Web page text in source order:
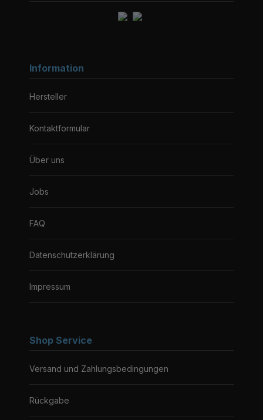
Information
Hersteller
Kontaktformular
Über uns
Jobs
FAQ
Datenschutzerklärung
Impressum
Shop Service
Versand und Zahlungsbedingungen
Rückgabe